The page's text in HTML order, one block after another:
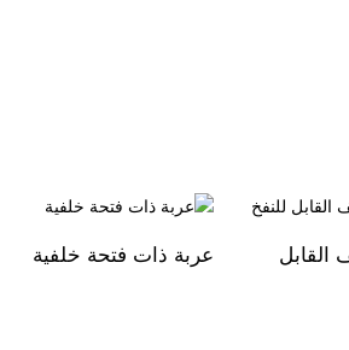
القابل
عربة ذات فتحة خلفية